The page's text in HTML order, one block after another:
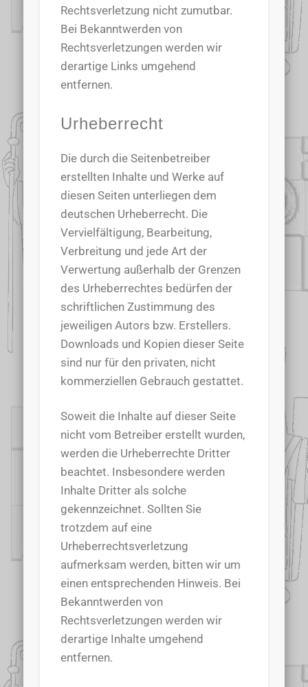
Rechtsverletzung nicht zumutbar.
Bei Bekanntwerden von
Rechtsverletzungen werden wir
derartige Links umgehend
entfernen.
Urheberrecht
Die durch die Seitenbetreiber
erstellten Inhalte und Werke auf
diesen Seiten unterliegen dem
deutschen Urheberrecht. Die
Vervielfältigung, Bearbeitung,
Verbreitung und jede Art der
Verwertung außerhalb der Grenzen
des Urheberrechtes bedürfen der
schriftlichen Zustimmung des
jeweiligen Autors bzw. Erstellers.
Downloads und Kopien dieser Seite
sind nur für den privaten, nicht
kommerziellen Gebrauch gestattet.
Soweit die Inhalte auf dieser Seite
nicht vom Betreiber erstellt wurden,
werden die Urheberrechte Dritter
beachtet. Insbesondere werden
Inhalte Dritter als solche
gekennzeichnet. Sollten Sie
trotzdem auf eine
Urheberrechtsverletzung
aufmerksam werden, bitten wir um
einen entsprechenden Hinweis. Bei
Bekanntwerden von
Rechtsverletzungen werden wir
derartige Inhalte umgehend
entfernen.